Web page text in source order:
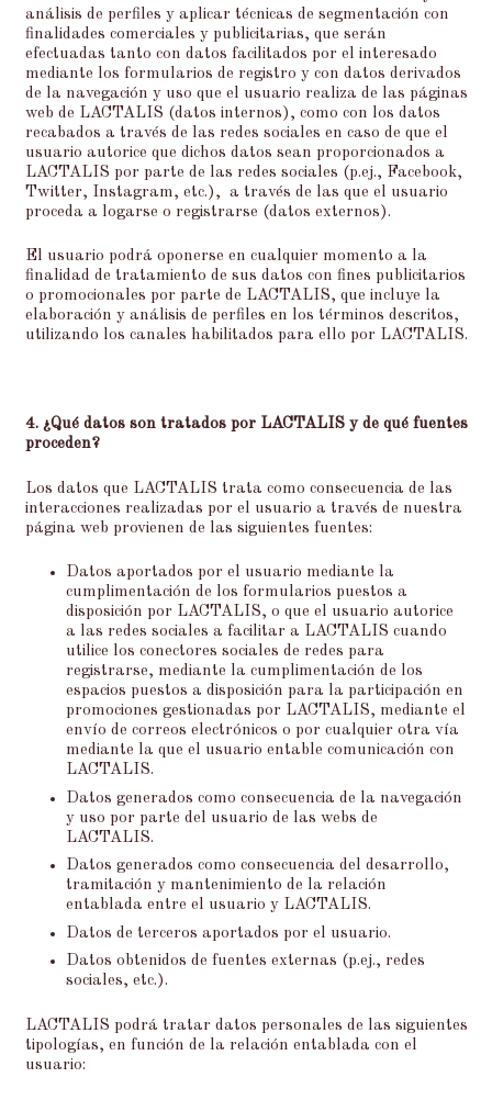
análisis de perfiles y aplicar técnicas de segmentación con
finalidades comerciales y publicitarias, que serán
efectuadas tanto con datos facilitados por el interesado
mediante los formularios de registro y con datos derivados
de la navegación y uso que el usuario realiza de las páginas
web de LACTALIS (datos internos), como con los datos
recabados a través de las redes sociales en caso de que el
usuario autorice que dichos datos sean proporcionados a
LACTALIS por parte de las redes sociales (p.ej., Facebook,
Twitter, Instagram, etc.), a través de las que el usuario
proceda a logarse o registrarse (datos externos).
El usuario podrá oponerse en cualquier momento a la
finalidad de tratamiento de sus datos con fines publicitarios
o promocionales por parte de LACTALIS, que incluye la
elaboración y análisis de perfiles en los términos descritos,
utilizando los canales habilitados para ello por LACTALIS.
4. ¿Qué datos son tratados por LACTALIS y de qué fuentes
proceden?
Los datos que LACTALIS trata como consecuencia de las
interacciones realizadas por el usuario a través de nuestra
página web provienen de las siguientes fuentes:
Datos aportados por el usuario mediante la
cumplimentación de los formularios puestos a
disposición por LACTALIS, o que el usuario autorice
a las redes sociales a facilitar a LACTALIS cuando
utilice los conectores sociales de redes para
registrarse, mediante la cumplimentación de los
espacios puestos a disposición para la participación en
promociones gestionadas por LACTALIS, mediante el
envío de correos electrónicos o por cualquier otra vía
mediante la que el usuario entable comunicación con
LACTALIS.
Datos generados como consecuencia de la navegación
y uso por parte del usuario de las webs de
LACTALIS.
Datos generados como consecuencia del desarrollo,
tramitación y mantenimiento de la relación
entablada entre el usuario y LACTALIS.
Datos de terceros aportados por el usuario.
Datos obtenidos de fuentes externas (p.ej., redes
sociales, etc.).
LACTALIS podrá tratar datos personales de las siguientes
tipologías, en función de la relación entablada con el
usuario: